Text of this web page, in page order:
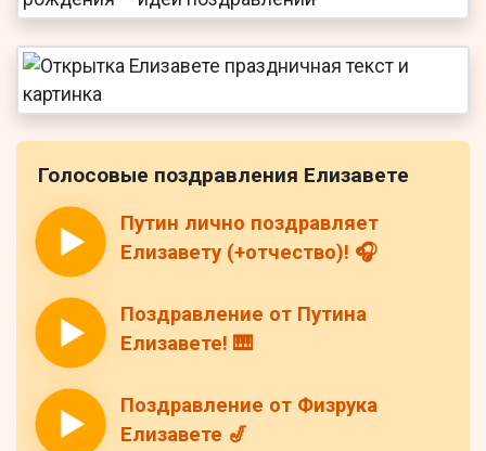
Голосовые поздравления Елизавете
Путин лично поздравляет
Елизавету (+отчество)! 🎧
Поздравление от Путина
Елизавете! 🎹
Поздравление от Физрука
Елизавете 🎷